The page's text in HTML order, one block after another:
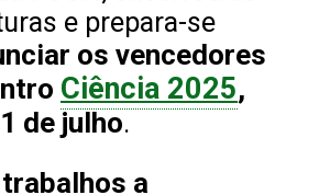
e prepara-se
os vencedores
Ciência 2025,
de julho.
a